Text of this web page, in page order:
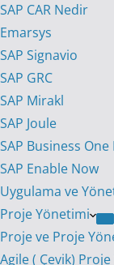
SAP CAR Nedir
Emarsys
SAP Signavio
SAP GRC
SAP Mirakl
SAP Joule
SAP Business One
SAP Enable Now
Uygulama ve
Proje Yönetimi
Proje ve Proje
Agile ( Çevik)